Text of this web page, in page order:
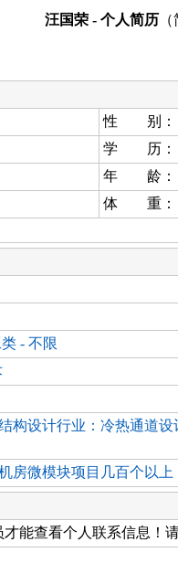
汪国荣 - 个人简历（
性 别：
学 历：
年 龄：
体 重：
- 不限
构设计行业：冷热通道
房微模块项目几百个以
能查看个人联系信息！